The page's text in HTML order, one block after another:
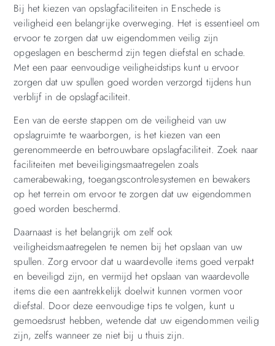
Bij het kiezen van opslagfaciliteiten in Enschede is
veiligheid een belangrijke overweging. Het is essentieel om
ervoor te zorgen dat uw eigendommen veilig zijn
opgeslagen en beschermd zijn tegen diefstal en schade.
Met een paar eenvoudige veiligheidstips kunt u ervoor
zorgen dat uw spullen goed worden verzorgd tijdens hun
verblijf in de opslagfaciliteit.
Een van de eerste stappen om de veiligheid van uw
opslagruimte te waarborgen, is het kiezen van een
gerenommeerde en betrouwbare opslagfaciliteit. Zoek naar
faciliteiten met beveiligingsmaatregelen zoals
camerabewaking, toegangscontrolesystemen en bewakers
op het terrein om ervoor te zorgen dat uw eigendommen
goed worden beschermd.
Daarnaast is het belangrijk om zelf ook
veiligheidsmaatregelen te nemen bij het opslaan van uw
spullen. Zorg ervoor dat u waardevolle items goed verpakt
en beveiligd zijn, en vermijd het opslaan van waardevolle
items die een aantrekkelijk doelwit kunnen vormen voor
diefstal. Door deze eenvoudige tips te volgen, kunt u
gemoedsrust hebben, wetende dat uw eigendommen veilig
zijn, zelfs wanneer ze niet bij u thuis zijn.